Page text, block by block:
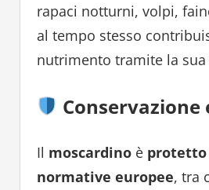
rapaci notturni, volpi,
al tempo stesso
nutrimento tramite la sua
Conservazione
Il moscardinoè protetto
normative europee, tra